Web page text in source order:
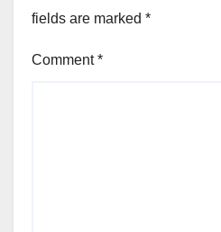
fields are marked *
Comment*